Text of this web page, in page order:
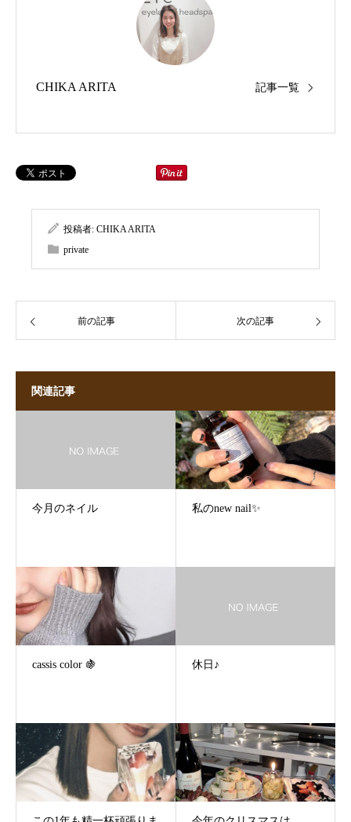
CHIKA ARITA 記事一覧
投稿者: CHIKA ARITA
private
前の記事 次の記事
関連記事
今月のネイル 私のnew nail✨
cassis color 🍇 休日♪